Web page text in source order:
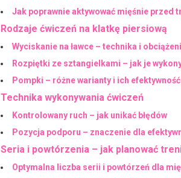
Jak poprawnie aktywować mięśnie przed
Rodzaje ćwiczeń na klatkę piersiową
Wyciskanie na ławce – technika i
Rozpiętki ze sztangielkami – jak je
Pompki – różne warianty i ich efektywność
Technika wykonywania ćwiczeń
Kontrolowany ruch – jak unikać błędów
Pozycja podporu – znaczenie dla
Seria i powtórzenia – jak planować
Optymalna liczba serii i powtórzeń dla